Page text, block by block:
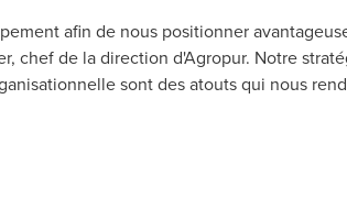
afin de nous positionner
, chef de la direction d'Agropur. Notre
sont des atouts qui nous